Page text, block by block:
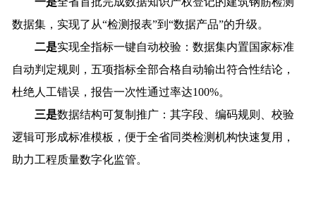
数据集，实现了从“检测报表”到“数据产品”的升级。
二是实现全指标一键自动校验：数据集内置国家标准
自动判定规则，五项指标全部合格自动输出符合性结论，
杜绝人工错误，报告一次性通过率达100%。
三是数据结构可复制推广：其字段、编码规则、校验
逻辑可形成标准模板，便于全省同类检测机构快速复用，
助力工程质量数字化监管。